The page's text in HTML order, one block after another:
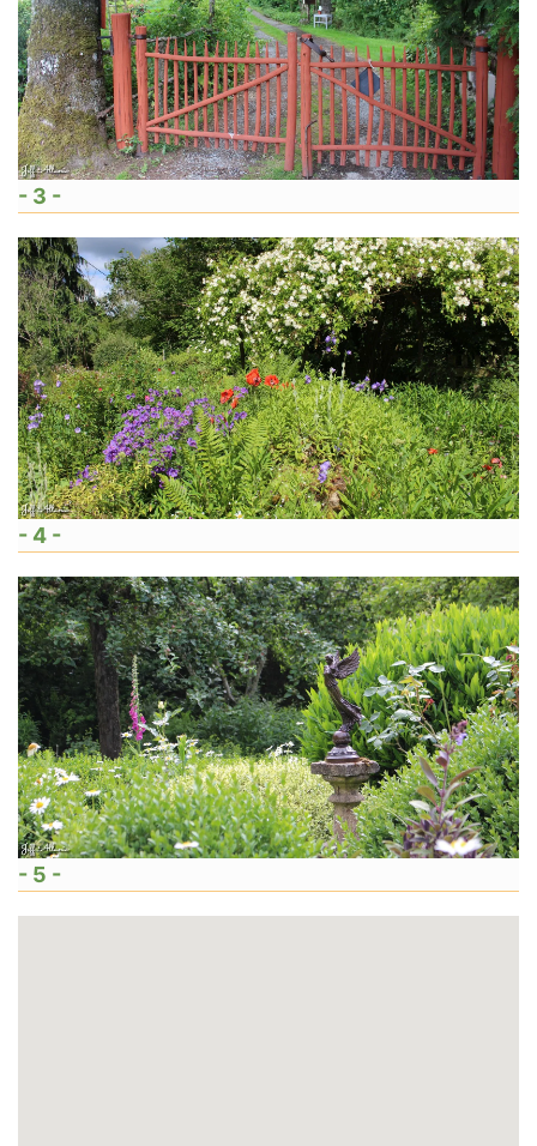
- 3 -
- 4 -
- 5 -